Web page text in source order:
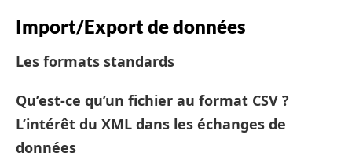
Import/Export de données
Les formats standards
Qu’est-ce qu’un fichier au format CSV ?
L’intérêt du XML dans les échanges de
données